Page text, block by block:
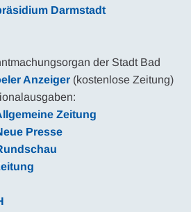
Darmstadt
der Stadt Bad
Anzeiger (kostenlose Zeitung)
Zeitung
Presse